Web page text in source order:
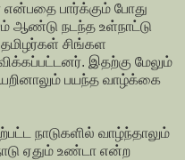
என்பதை பார்க்கும் போது
ஆண்டு நடந்த உள்நாட்டு
சிங்கள
இதற்கு மேலும்
பயந்த வாழ்க்கை
நாடுகளில் வாழ்ந்தாலும்
ஏதும் உண்டா என்ற